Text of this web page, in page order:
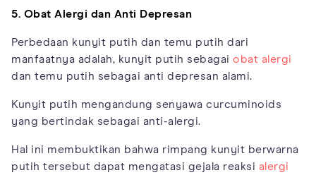
5. Obat Alergi dan Anti Depresan
Perbedaan kunyit putih dan temu putih dari
manfaatnya adalah, kunyit putih sebagai obat alergi
dan temu putih sebagai anti depresan alami.
Kunyit putih mengandung senyawa curcuminoids
yang bertindak sebagai anti-alergi.
Hal ini membuktikan bahwa rimpang kunyit berwarna
putih tersebut dapat mengatasi gejala reaksi alergi